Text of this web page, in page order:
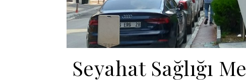
Seyahat Sağlığı